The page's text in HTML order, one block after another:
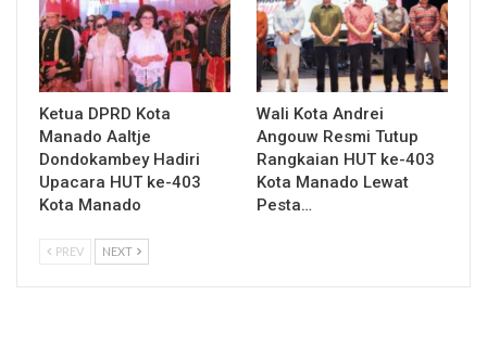
Ketua DPRD Kota
Manado Aaltje
Dondokambey Hadiri
Upacara HUT ke-403
Kota Manado
Wali Kota Andrei
Angouw Resmi Tutup
Rangkaian HUT ke-403
Kota Manado Lewat
Pesta…
PREV NEXT